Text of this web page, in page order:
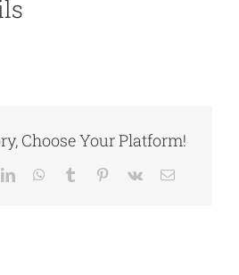
Choose Your Platform!
LinkedInWhatsApp
Tumblr Pinterest
Vk
E-